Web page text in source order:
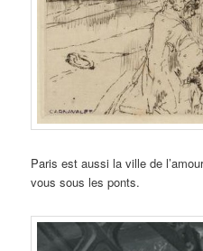
Paris est aussi la ville de
vous sous les ponts.